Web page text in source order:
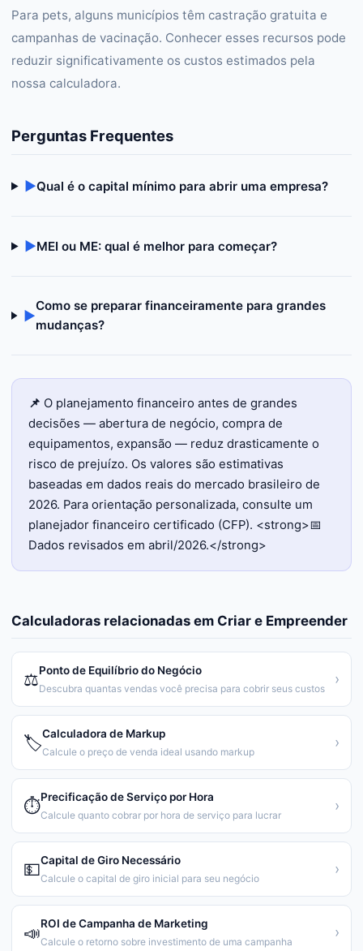
Para pets, alguns municípios têm castração gratuita e
campanhas de vacinação. Conhecer esses recursos pode
reduzir significativamente os custos estimados pela
nossa calculadora.
Perguntas Frequentes
▶Qual é o capital mínimo para abrir uma empresa?
▶MEI ou ME: qual é melhor para começar?
▶
Como se preparar financeiramente para grandes
mudanças?
📌 O planejamento financeiro antes de grandes
decisões — abertura de negócio, compra de
equipamentos, expansão — reduz drasticamente o
risco de prejuízo. Os valores são estimativas
baseadas em dados reais do mercado brasileiro de
2026. Para orientação personalizada, consulte um
planejador financeiro certificado (CFP). <strong>📅
Dados revisados em abril/2026.</strong>
Calculadoras relacionadas em Criar e Empreender
⚖️Ponto de Equilíbrio do Negócio
Descubra quantas vendas você precisa para cobrir seus custos
›
🏷️Calculadora de Markup
Calcule o preço de venda ideal usando markup
›
⏱️Precificação de Serviço por Hora
Calcule quanto cobrar por hora de serviço para lucrar
›
💵Capital de Giro Necessário
Calcule o capital de giro inicial para seu negócio
›
📣ROI de Campanha de Marketing
Calcule o retorno sobre investimento de uma campanha
›